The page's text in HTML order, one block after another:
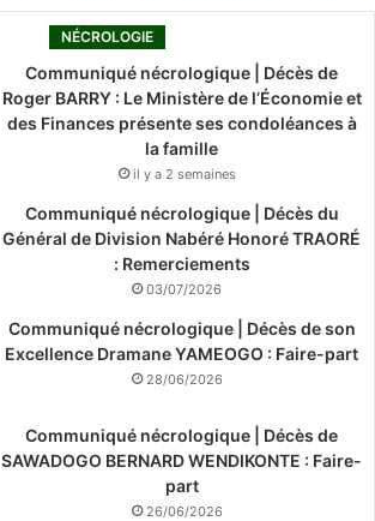
NÉCROLOGIE
Communiqué nécrologique | Décès de
Roger BARRY : Le Ministère de l’Économie et
des Finances présente ses condoléances à
la famille
il y a 2 semaines
Communiqué nécrologique | Décès du
Général de Division Nabéré Honoré TRAORÉ
: Remerciements
03/07/2026
Communiqué nécrologique | Décès de son
Excellence Dramane YAMEOGO : Faire-part
28/06/2026
Communiqué nécrologique | Décès de
SAWADOGO BERNARD WENDIKONTE : Faire-
part
26/06/2026